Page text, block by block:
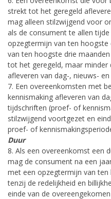
strekt tot het geregeld
mag alleen stilzwijgend voor
als de consument te allen
opzegtermijn van ten
van ten hoogste drie
tot het geregeld, maar minder
afleveren van dag-, nieuws-
7. Een overeenkomsten met
kennismaking afleveren van
tijdschriften (proef- of
stilzwijgend voortgezet en
proef- of
Duur
8. Als een overeenkomst een
mag de consument na een
met een opzegtermijn van
tenzij de redelijkheid en
einde van de